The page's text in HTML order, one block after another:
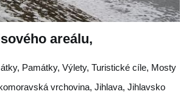
areálu,
Památky, Výlety, Turistické cíle, Mosty
vrchovina, Jihlava, Jihlavsko